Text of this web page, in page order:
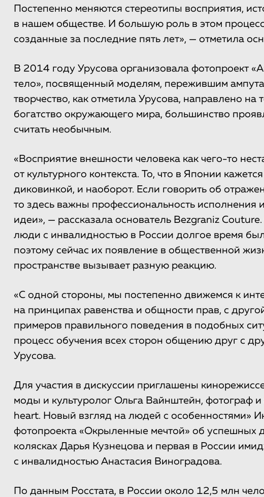
Постепенно меняются стереотипы восприятия,
в нашем обществе. И большую роль в этом
созданные за последние пять лет», — отметила
В 2014 году Урусова организовала фотопроект
тело», посвященный моделям, пережившим
творчество, как отметила Урусова, направлено на
богатство окружающего мира, большинство
считать необычным.
«Восприятие внешности человека как чего-то
от культурного контекста. То, что в Японии
диковинкой, и наоборот. Если говорить об
то здесь важны профессиональность исполнения
идеи», — рассказала основатель Bezgraniz
люди с инвалидностью в России долгое время
поэтому сейчас их появление в общественной
пространстве вызывает разную реакцию.
«С одной стороны, мы постепенно движемся к
на принципах равенства и общности прав, с
примеров правильного поведения в подобных
процесс обучения всех сторон общению друг с
Урусова.
Для участия в дискуссии приглашены
моды и культуролог Ольга Вайнштейн, фотограф и
heart. Новый взгляд на людей с особенностями»
фотопроекта «Окрыленные мечтой» об успешных
колясках Дарья Кузнецова и первая в России
с инвалидностью Анастасия Виноградова.
По данным Росстата, в России около 12,5 млн